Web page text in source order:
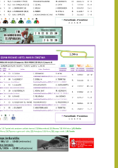
Uztailaren 25a / 25 de
Abuztuaren 2a / 2 de
Abuztuaren 9a / 9 de
Abuztaren 12a / 12 de
Abuztuaren 15a / 15 de